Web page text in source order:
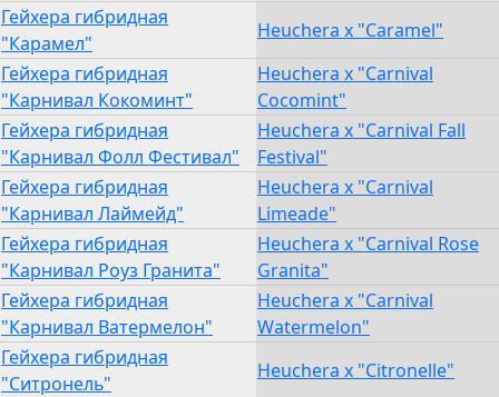
Гейхера гибридная
"Карамел"
Heuchera x "Caramel"
Гейхера гибридная
"Карнивал Кокоминт"
Heuchera x "Carnival
Cocomint"
Гейхера гибридная
"Карнивал Фолл Фестивал"
Heuchera x "Carnival Fall
Festival"
Гейхера гибридная
"Карнивал Лаймейд"
Heuchera x "Carnival
Limeade"
Гейхера гибридная
"Карнивал Роуз Гранита"
Heuchera x "Carnival Rose
Granita"
Гейхера гибридная
"Карнивал Ватермелон"
Heuchera x "Carnival
Watermelon"
Гейхера гибридная
"Ситронель"
Heuchera x "Citronelle"